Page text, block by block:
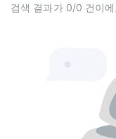
검색 결과가 0/0 건이